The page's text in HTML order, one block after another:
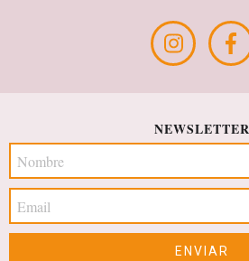
NEWSLETTER